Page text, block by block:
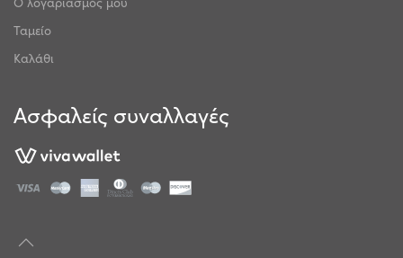
Ταμείο
Καλάθι
Ασφαλείς συναλλαγές